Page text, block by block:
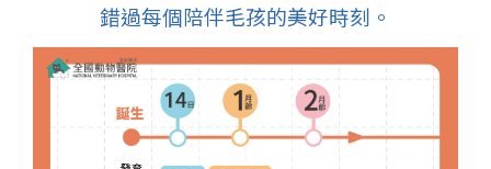
錯過每個陪伴毛孩的美好時刻。